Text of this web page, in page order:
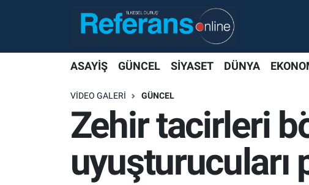
ASAYİŞ GÜNCEL SİYASET DÜNYA
VIDEO GALERI GÜNCEL
Zehir tacirleri